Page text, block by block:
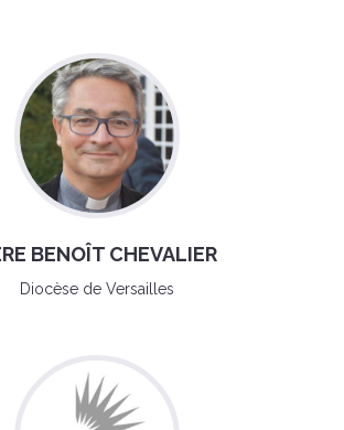
BENOÎT CHEVALIER
Diocèse de Versailles